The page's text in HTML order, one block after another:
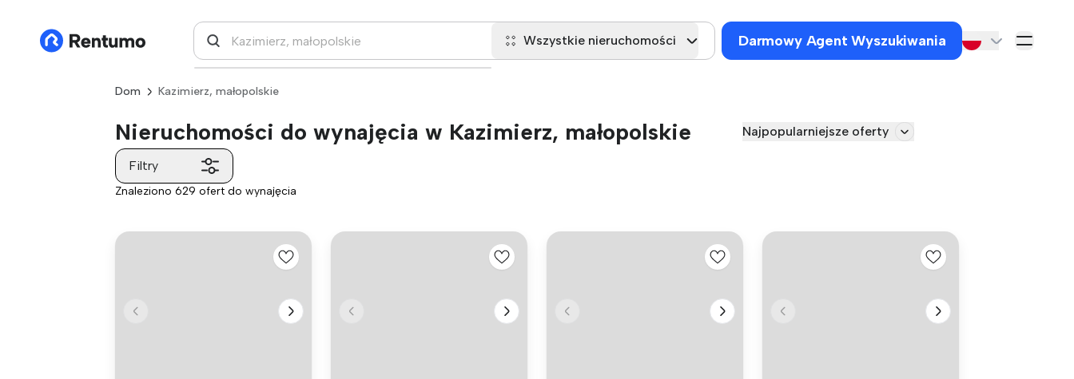
Wszystkie nieruchomości Darmowy Agent Wyszukiwania
Dom Kazimierz, małopolskie
Nieruchomości do wynajęcia w Kazimierz, małopolskie Najpopularniejsze oferty
Filtry
Znaleziono 629 ofert do wynajęcia